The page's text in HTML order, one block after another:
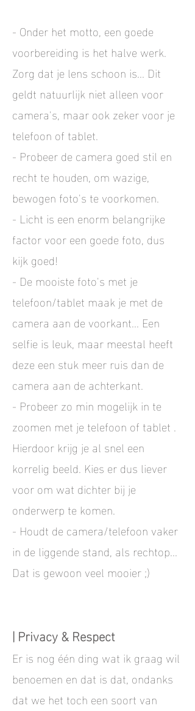
- Onder het motto, een goede
voorbereiding is het halve werk.
Zorg dat je lens schoon is... Dit
geldt natuurlijk niet alleen voor
camera's, maar ook zeker voor je
telefoon of tablet.
- Probeer de camera goed stil en
recht te houden, om wazige,
bewogen foto's te voorkomen.
- Licht is een enorm belangrijke
factor voor een goede foto, dus
kijk goed!
- De mooiste foto's met je
telefoon/tablet maak je met de
camera aan de voorkant... Een
selfie is leuk, maar meestal heeft
deze een stuk meer ruis dan de
camera aan de achterkant.
- Probeer zo min mogelijk in te
zoomen met je telefoon of tablet .
Hierdoor krijg je al snel een
korrelig beeld. Kies er dus liever
voor om wat dichter bij je
onderwerp te komen.
- Houdt de camera/telefoon vaker
in de liggende stand, als rechtop...
Dat is gewoon veel mooier ;)
| Privacy & Respect
Er is nog één ding wat ik graag wil
benoemen en dat is dat, ondanks
dat we het toch een soort van